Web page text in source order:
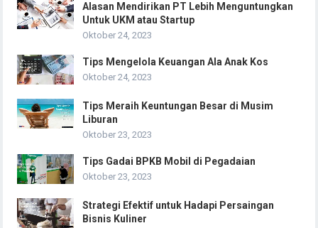
Alasan Mendirikan PT Lebih Menguntungkan
Untuk UKM atau Startup
Oktober 24, 2023
Tips Mengelola Keuangan Ala Anak Kos
Oktober 24, 2023
Tips Meraih Keuntungan Besar di Musim
Liburan
Oktober 23, 2023
Tips Gadai BPKB Mobil di Pegadaian
Oktober 23, 2023
Strategi Efektif untuk Hadapi Persaingan
Bisnis Kuliner